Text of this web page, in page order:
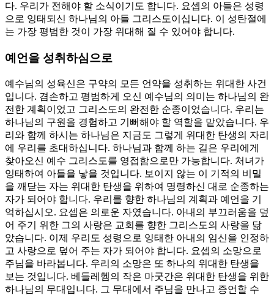
다. 우리가 전해야 할 소식이기도 합니다. 요셉의 아들은 성령
으로 잉태되신 하나님의 아들 그리스도이십니다. 이 성탄절에
는 가장 평범한 것이 가장 위대해 질 수 있어야 합니다.
예언을 성취하심으로
예수님의 성육신은 구약의 모든 언약을 성취하는 위대한 사건
입니다. 겸손하고 평범하게 오신 예수님의 의미는 하나님의 완
전한 계획이었고 그리스도의 완전한 순종이었습니다. 우리는
하나님의 구원을 경험하고 기뻐해야 할 역할을 맡았습니다. 우
리와 함께 하시는 하나님은 지금도 그렇게 위대한 탄생의 자리
에 우리를 초대하십니다. 하나님과 함께 하는 길은 우리에게
찾아오신 예수 그리스도를 영접함으로만 가능합니다. 처녀가
잉태하여 아들을 낳을 것입니다. 보이지 않는 이 기적의 비밀
을 깨닫는 자는 위대한 탄생을 위하여 명령하신 대로 순종하는
자가 되어야 합니다. 우리를 향한 하나님의 계획과 예언을 기
억하십시오. 요셉은 의로운 자였습니다. 아내의 부끄러움을 덮
어 주기 위한 그의 사랑은 교회를 향한 그리스도의 사랑을 닮
았습니다. 이제 우리도 성령으로 잉태한 아내의 임신을 인정하
고 사랑으로 덮어 주는 자가 되어야 합니다. 요셉의 소망으로
주님을 바라봅니다. 우리의 소망은 또 하나의 위대한 탄생을
보는 것입니다. 베들레헴의 작은 마굿간은 위대한 탄생을 위한
하나님의 무대입니다. 그 무대에서 주님을 만나고 증언할 수